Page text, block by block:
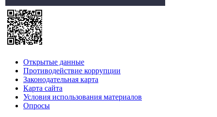
Открытые данные
Противодействие коррупции
Законодательная карта
Карта сайта
Условия использования материалов
Опросы